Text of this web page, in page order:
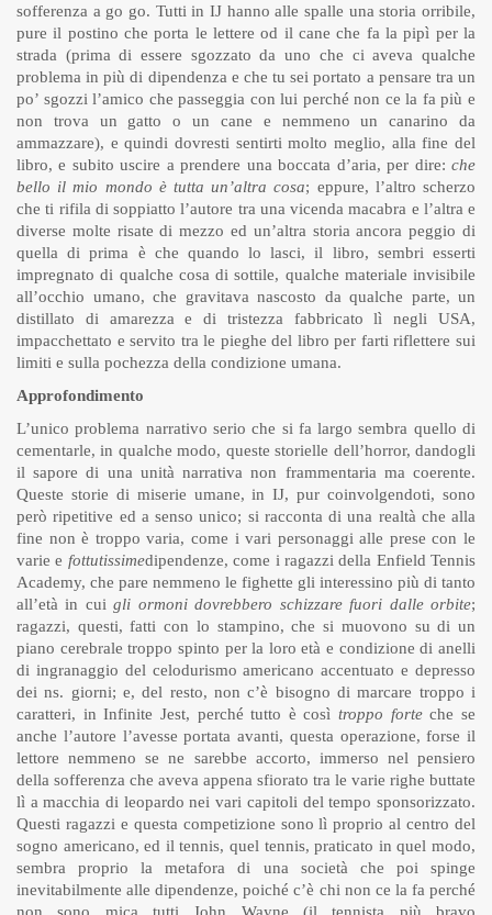
sofferenza a go go. Tutti in IJ hanno alle spalle una storia orribile,
pure il postino che porta le lettere od il cane che fa la pipì per la
strada (prima di essere sgozzato da uno che ci aveva qualche
problema in più di dipendenza e che tu sei portato a pensare tra un
po’ sgozzi l’amico che passeggia con lui perché non ce la fa più e
non trova un gatto o un cane e nemmeno un canarino da
ammazzare), e quindi dovresti sentirti molto meglio, alla fine del
libro, e subito uscire a prendere una boccata d’aria, per dire: che
bello il mio mondo è tutta un’altra cosa; eppure, l’altro scherzo
che ti rifila di soppiatto l’autore tra una vicenda macabra e l’altra e
diverse molte risate di mezzo ed un’altra storia ancora peggio di
quella di prima è che quando lo lasci, il libro, sembri esserti
impregnato di qualche cosa di sottile, qualche materiale invisibile
all’occhio umano, che gravitava nascosto da qualche parte, un
distillato di amarezza e di tristezza fabbricato lì negli USA,
impacchettato e servito tra le pieghe del libro per farti riflettere sui
limiti e sulla pochezza della condizione umana.
Approfondimento
L’unico problema narrativo serio che si fa largo sembra quello di
cementarle, in qualche modo, queste storielle dell’horror, dandogli
il sapore di una unità narrativa non frammentaria ma coerente.
Queste storie di miserie umane, in IJ, pur coinvolgendoti, sono
però ripetitive ed a senso unico; si racconta di una realtà che alla
fine non è troppo varia, come i vari personaggi alle prese con le
varie e fottutissimedipendenze, come i ragazzi della Enfield Tennis
Academy, che pare nemmeno le fighette gli interessino più di tanto
all’età in cuigli ormoni dovrebbero schizzare fuori dalle orbite;
ragazzi, questi, fatti con lo stampino, che si muovono su di un
piano cerebrale troppo spinto per la loro età e condizione di anelli
di ingranaggio del celodurismo americano accentuato e depresso
dei ns. giorni; e, del resto, non c’è bisogno di marcare troppo i
caratteri, in Infinite Jest, perché tutto è cosìtroppo forteche se
anche l’autore l’avesse portata avanti, questa operazione, forse il
lettore nemmeno se ne sarebbe accorto, immerso nel pensiero
della sofferenza che aveva appena sfiorato tra le varie righe buttate
lì a macchia di leopardo nei vari capitoli del tempo sponsorizzato.
Questi ragazzi e questa competizione sono lì proprio al centro del
sogno americano, ed il tennis, quel tennis, praticato in quel modo,
sembra proprio la metafora di una società che poi spinge
inevitabilmente alle dipendenze, poiché c’è chi non ce la fa perché